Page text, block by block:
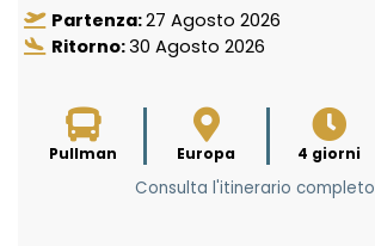
Partenza:27 Agosto 2026
Ritorno:30 Agosto 2026
Pullman Europa 4 giorni
Consulta l'itinerario completo